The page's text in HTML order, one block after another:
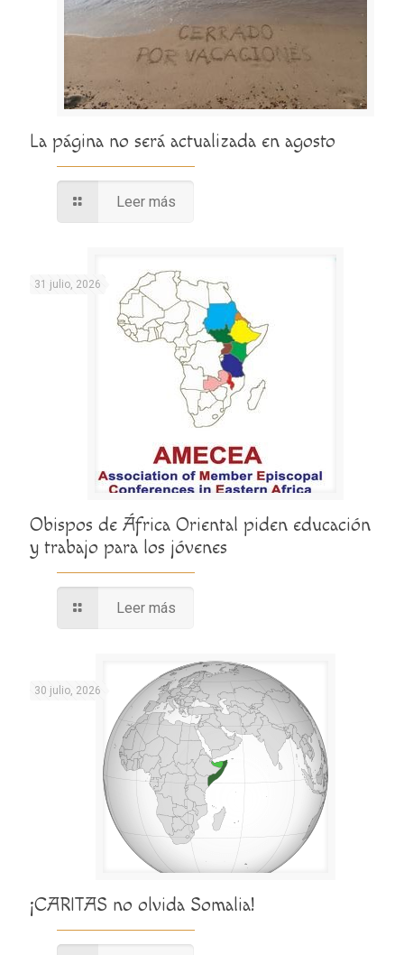
La página no será actualizada en agosto
Leer más
31 julio, 2026
Obispos de África Oriental piden educación
y trabajo para los jóvenes
Leer más
30 julio, 2026
¡CARITAS no olvida Somalia!